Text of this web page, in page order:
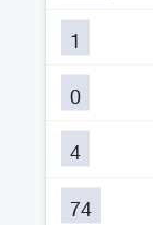
1
0
4
74